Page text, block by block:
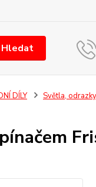
Hledat
DÍLY Světla,